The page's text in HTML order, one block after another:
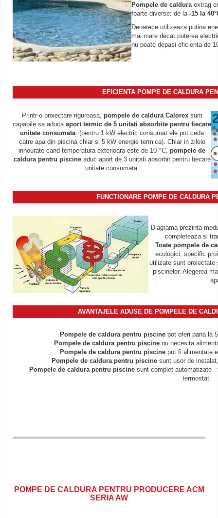
Pompele de caldura extrag
foarte diverse: de la -15 la
Deoarece utilizeaza putina
mai mare decat puterea
nu poate depasi eficienta de
EFICIENTA POMPE DE CALDURA
Printr-o proiectare riguroasa, pompele de caldura Calorexsunt
capabile sa aduca aport termic de 5 unitati absorbite pentru fiecare
unitate consumata . (pentru 1 kW electric consumat ele pot ceda
catre apa din piscina chiar si 5 kW energie termica). Chiar in zilele
innourate cand temperatura exterioara este de 10 oC, pompele de
caldura pentru piscineaduc aport de 3 unitati absorbit pentru fiecare
unitate consumata.
FUNCTIONARE POMPE DE CALDURA
Diagrama prezinta
completeaza si
Toate pompele de
ecologici, specific
utilizate sunt proiectate
piscinelor. Alegerea
AVANTAJELE ADUSE DE POMPELE DE
Pompele de caldura pentru piscinepot oferi pana la
Pompele de caldura pentru piscinenu necesita
Pompele de caldura pentru piscinepot fi alimentate
Pompele de caldura pentru piscinesunt usor de
Pompele de caldura pentru piscine sunt complet automatizate
termostat.
POMPE DE CALDURA PENTRU PRODUCERE ACM
SERIA AW